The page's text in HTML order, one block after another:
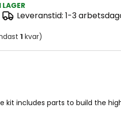
I LAGER
Leveranstid: 1-3
1 kvar)
SIS-T00 Lirinel [Color A]
kit includes parts to build the